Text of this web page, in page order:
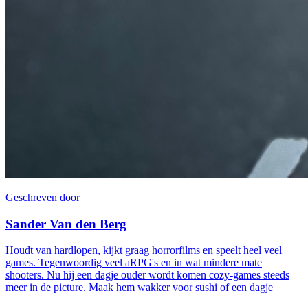
Geschreven door
Sander Van den Berg
Houdt van hardlopen, kijkt graag horrorfilms en speelt heel veel
games. Tegenwoordig veel aRPG's en in wat mindere mate
shooters. Nu hij een dagje ouder wordt komen cozy-games steeds
meer in de picture. Maak hem wakker voor sushi of een dagje